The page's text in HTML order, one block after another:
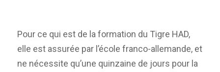
Pour ce qui est de la formation du Tigre HAD,
elle est assurée par l’école franco-allemande, et
ne nécessite qu’une quinzaine de jours pour la